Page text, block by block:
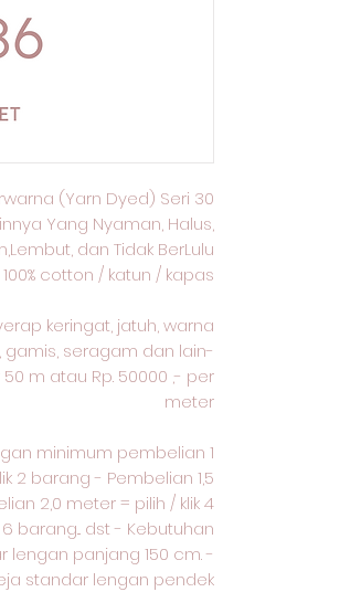
(Yarn Dyed) Seri 30
Yang Nyaman, Halus,
dan Tidak BerLulu
cotton / katun / kapas
keringat, jatuh, warna
gamis, seragam dan lain-
50 m atau Rp. 50000 ,- per
meter
minimum pembelian 1
2 barang - Pembelian 1,5
2,0 meter = pilih / klik 4
barang... dst - Kebutuhan
lengan panjang 150 cm. -
standar lengan pendek